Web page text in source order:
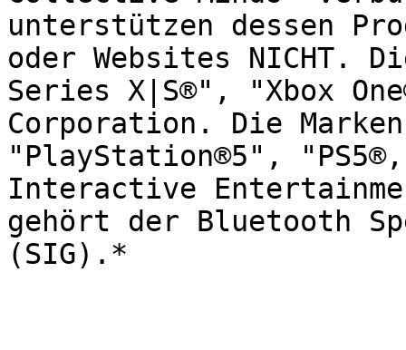
unterstützen dessen
oder Websites NICHT.
Series X|S®", "Xbox
Corporation. Die
"PlayStation®5",
Interactive
gehört der Bluetooth
(SIG).*